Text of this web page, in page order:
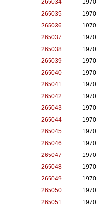
265034
1970
265035
1970
265036
1970
265037
1970
265038
1970
265039
1970
265040
1970
265041
1970
265042
1970
265043
1970
265044
1970
265045
1970
265046
1970
265047
1970
265048
1970
265049
1970
265050
1970
265051
1970